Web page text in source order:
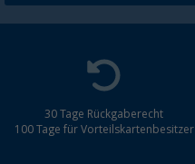
30 Tage Rückgaberecht
100 Tage für Vorteilskartenbesitzer